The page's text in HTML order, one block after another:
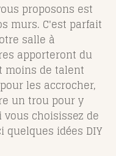
proposons est
murs. C'est parfait
salle à
apporteront du
moins de talent
les accrocher,
un trou pour y
choisissez de
quelques idées DIY